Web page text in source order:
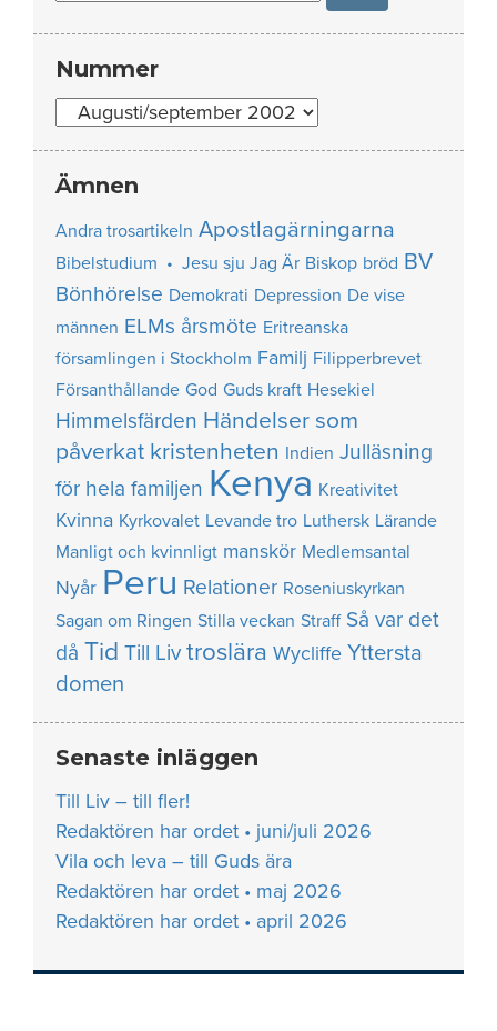
Nummer
Nummer
Ämnen
Andra trosartikeln Apostlagärningarna
Bibelstudium • Jesu sju Jag Är Biskop bröd BV
Bönhörelse Demokrati Depression De vise
männen ELMs årsmöte Eritreanska
församlingen i Stockholm Familj Filipperbrevet
Försanthållande God Guds kraft Hesekiel
Himmelsfärden Händelser som
påverkat kristenheten Indien Julläsning
för hela familjen Kenya Kreativitet
Kvinna Kyrkovalet Levande tro Luthersk Lärande
Manligt och kvinnligt manskör Medlemsantal
Nyår Peru Relationer Roseniuskyrkan
Sagan om Ringen Stilla veckan Straff Så var det
då Tid Till Liv troslära Wycliffe Yttersta
domen
Senaste inläggen
Till Liv – till fler!
Redaktören har ordet • juni/juli 2026
Vila och leva – till Guds ära
Redaktören har ordet • maj 2026
Redaktören har ordet • april 2026